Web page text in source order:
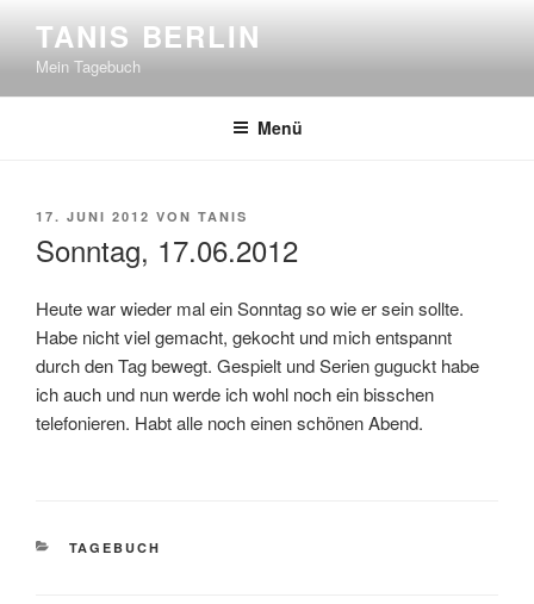
springen
TANIS BERLIN
Mein Tagebuch
Menü
VERÖFFENTLICHT
17. JUNI 2012 VON TANIS
Sonntag, 17.06.2012
Heute war wieder mal ein Sonntag so wie er sein sollte.
Habe nicht viel gemacht, gekocht und mich entspannt
durch den Tag bewegt. Gespielt und Serien guguckt habe
ich auch und nun werde ich wohl noch ein bisschen
telefonieren. Habt alle noch einen schönen Abend.
KATEGORIEN
TAGEBUCH